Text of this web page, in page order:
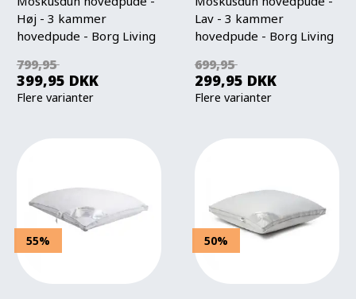
Høj - 3 kammer
hovedpude - Borg Living
799,95
399,95 DKK
Flere varianter
Lav - 3 kammer
hovedpude - Borg Living
699,95
299,95 DKK
Flere varianter
55% 50%